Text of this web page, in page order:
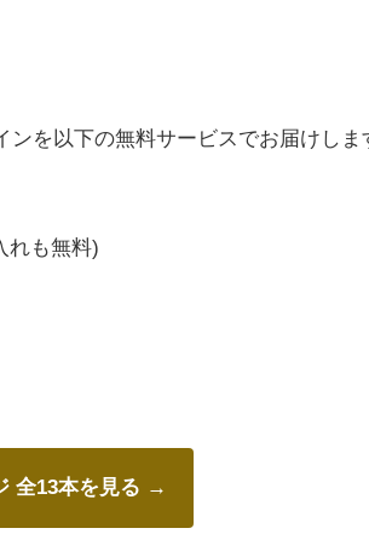
ンを以下の無料サービスでお届けしま
れも無料)
全13本を見る →